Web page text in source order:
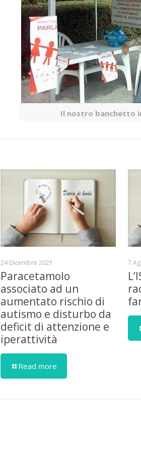
Il nostro banchetto
24 Dicembre 2021
Paracetamolo
associato ad un
aumentato rischio di
autismo e disturbo da
deficit di attenzione e
iperattività
Read more
7